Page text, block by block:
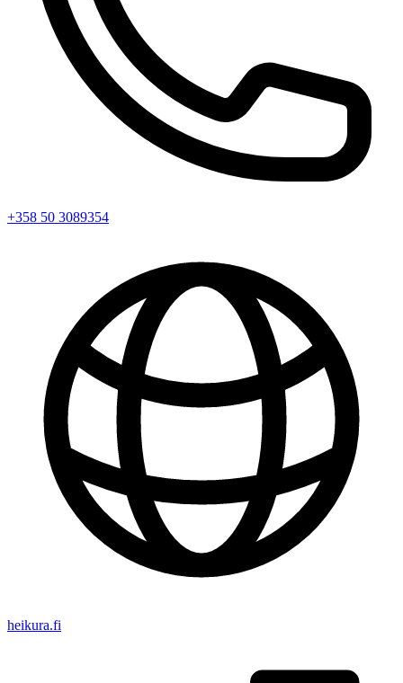
+358 50 3089354
heikura.fi